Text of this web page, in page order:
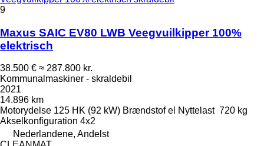
9
Maxus SAIC EV80 LWB Veegvuilkipper 100%
elektrisch
38.500 € ≈ 287.800 kr.
Kommunalmaskiner - skraldebil
2021
14.896 km
Motorydelse 125 HK (92 kW) Brændstof el Nyttelast 720 kg
Akselkonfiguration 4x2
Nederlandene, Andelst